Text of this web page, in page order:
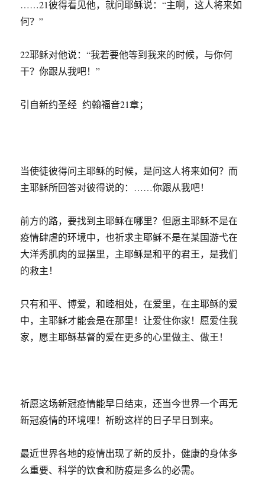
……21彼得看见他，就问耶稣说：“主啊，这人将来如
何？”
22耶稣对他说：“我若要他等到我来的时候，与你何
干？你跟从我吧！”
引自新约圣经 约翰福音21章；
当使徒彼得问主耶稣的时候，是问这人将来如何？而
主耶稣所回答对彼得说的：……你跟从我吧！
前方的路，要找到主耶稣在哪里？但愿主耶稣不是在
疫情肆虐的环境中，也祈求主耶稣不是在某国游弋在
大洋秀肌肉的显摆里，主耶稣是和平的君王，是我们
的救主！
只有和平、博爱，和睦相处，在爱里，在主耶稣的爱
中，主耶稣才能会是在那里！让爱住你家！愿爱住我
家，愿主耶稣基督的爱在更多的心里做主、做王！
祈愿这场新冠疫情能早日结束，还当今世界一个再无
新冠疫情的环境哩！祈盼这样的日子早日到来。
最近世界各地的疫情出现了新的反扑，健康的身体多
么重要、科学的饮食和防疫是多么的必需。